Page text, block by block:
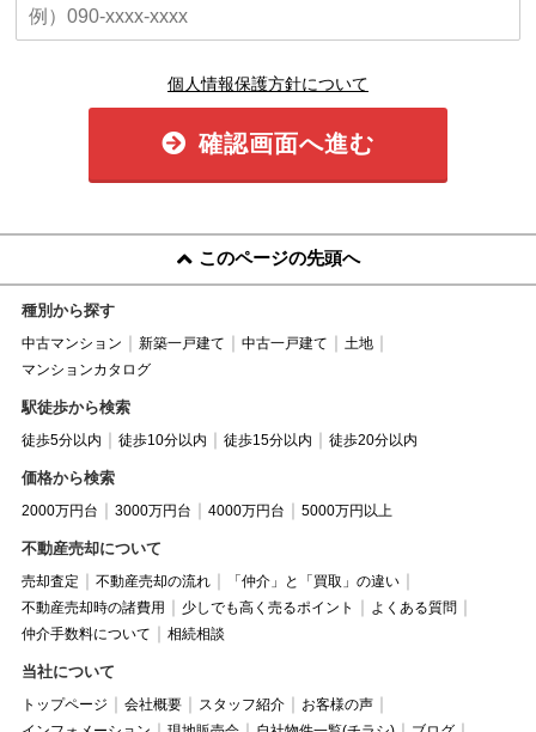
個人情報保護方針について
確認画面へ進む
このページの先頭へ
種別から探す
中古マンション 新築一戸建て 中古一戸建て
土地
マンションカタログ
駅徒歩から検索
徒歩5分以内 徒歩10分以内 徒歩15分以内 徒歩20分以内
価格から検索
2000万円台 3000万円台 4000万円台 5000万円以上
不動産売却について
売却査定 不動産売却の流れ
「仲介」と「買取」の違い
不動産売却時の諸費用
少しでも高く売るポイント
よくある質問
仲介手数料について
相続相談
当社について
トップページ 会社概要 スタッフ紹介
お客様の声